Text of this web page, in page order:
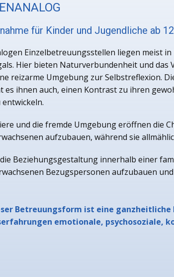
für Kinder und Jugendliche ab
Einzelbetreuungsstellen liegen meist
Hier bieten Naturverbundenheit und das
reizarme Umgebung zur Selbstreflexion.
es ihnen auch, einen Kontrast zu ihren
und die fremde Umgebung eröffnen die
aufzubauen, während sie
Beziehungsgestaltung innerhalb einer
Bezugspersonen aufzubauen
Betreuungsform ist eine
emotionale, psychosoziale,